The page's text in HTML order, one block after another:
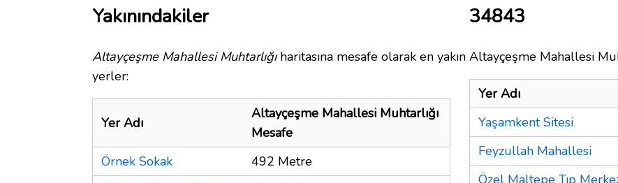
Yakınındakiler
Altayçeşme Mahallesi Muhtarlığıharitasına mesafe olarak en yakın
yerler:
Yer Adı
Altayçeşme Mahallesi Muhtarlığı
Mesafe
Örnek Sokak
492 Metre
34843
Altayçeşme Mahallesi
Yer Adı
Yaşamkent Sitesi
Feyzullah Mahallesi
Özel Maltepe Tıp